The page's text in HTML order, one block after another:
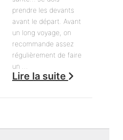
prendre les devants
avant le départ. Avant
un long voyage, on
recommande assez
régulièrement de faire
un …
Lire la suite